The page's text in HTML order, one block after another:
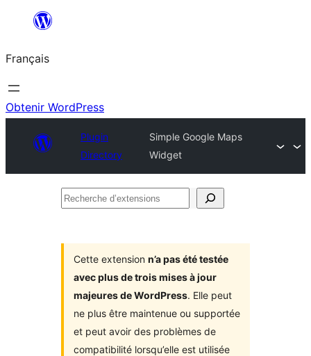
contenu
Français
Obtenir WordPress
Plugin
Directory
Simple Google Maps
Widget
Recherche
Cette extension n’a pas été testée
avec plus de trois mises à jour
majeures de WordPress. Elle peut
ne plus être maintenue ou supportée
et peut avoir des problèmes de
compatibilité lorsqu’elle est utilisée